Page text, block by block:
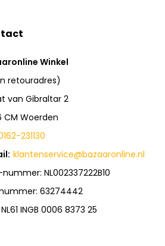
Winkel
retouradres)
van Gibraltar 2
CM Woerden
231130
klantenservice@bazaaronline.nl
NL002337222B10
63274442
NL61 INGB 0006 8373 25